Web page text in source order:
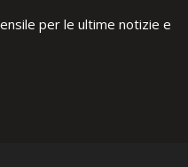
per le ultime notizie e